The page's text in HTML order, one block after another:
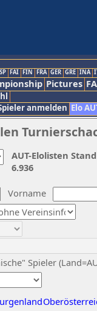
FAI FIN FRA GER GRE INA
Pictures
anmelden Elo
Vorname
Spieler
AUT-Elolisten
6.936